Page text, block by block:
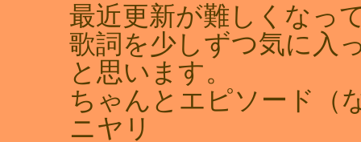
最近更新が難しくなっ
歌詞を少しずつ気に入
と思います。
ちゃんとエピソード（
ニヤリ